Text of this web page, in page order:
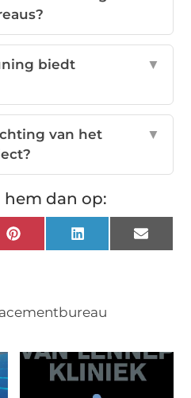
biedt
▼
van het
▼
hem dan op:
PinterestLinkedInEmail